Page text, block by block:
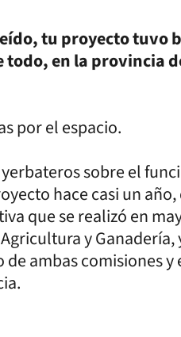
tu proyecto tuvo
en la provincia
por el espacio.
sobre el
hace casi un
que se realizó en
y Ganadería,
ambas comisiones